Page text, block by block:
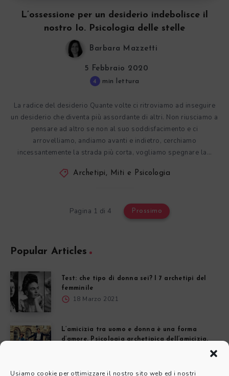
Usiamo cookie per ottimizzare il nostro sito web ed i nostri
L’ossessione per un desiderio indebolisce il
nostro Io. Psicologia delle stelle
Barbara Mazzetti
5 Febbraio 2020
4 min lettura
La radice del desiderio Quante volte ci ritroviamo ad inseguire
un desiderio che diventa più assordante di altri. Non riusciamo a
pensare ad altro se non al suo soddisfacimento e ci
arrovelliamo, andiamo avanti e indietro, cerchiamo
incessantemente la strada più corta, vogliamo spegnare la…
Archetipi, Miti e Psicologia
Pagina 1 di 4 Prossimo
Popular Articles
Test: che tipo di donna sei? I 7 archetipi del
femminile
18 Marzo 2021
L’amicizia tra uomo e donna è una forma
d’amore. Psicologia archetipica dell’amicizia.